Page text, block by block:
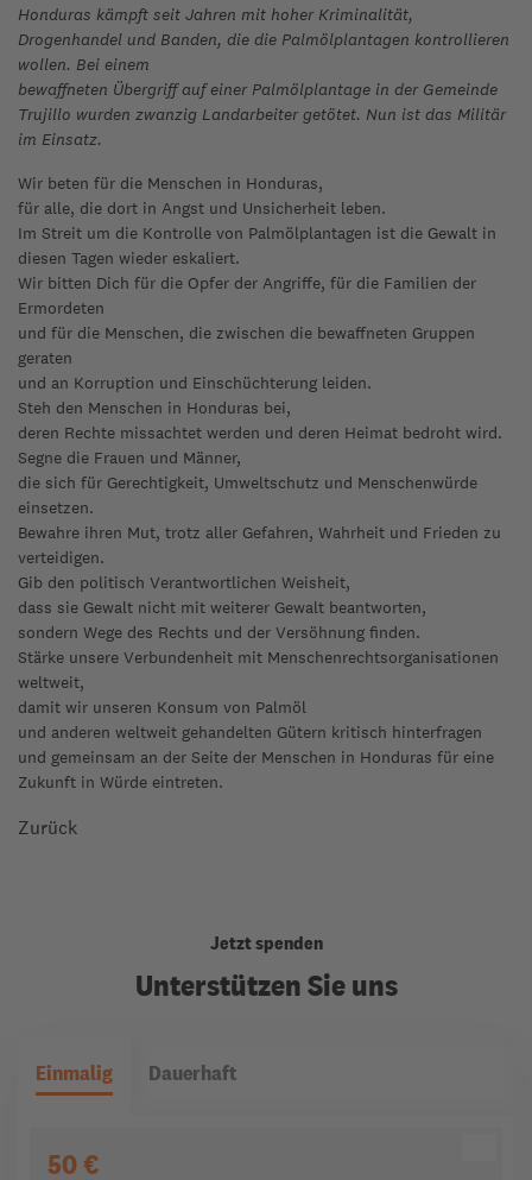
Honduras kämpft seit Jahren mit hoher Kriminalität,
Drogenhandel und Banden, die die Palmölplantagen kontrollieren
wollen. Bei einem
bewaffneten Übergriff auf einer Palmölplantage in der Gemeinde
Trujillo wurden zwanzig Landarbeiter getötet. Nun ist das Militär
im Einsatz.
Wir beten für die Menschen in Honduras,
für alle, die dort in Angst und Unsicherheit leben.
Im Streit um die Kontrolle von Palmölplantagen ist die Gewalt in
diesen Tagen wieder eskaliert.
Wir bitten Dich für die Opfer der Angriffe, für die Familien der
Ermordeten
und für die Menschen, die zwischen die bewaffneten Gruppen
geraten
und an Korruption und Einschüchterung leiden.
Steh den Menschen in Honduras bei,
deren Rechte missachtet werden und deren Heimat bedroht wird.
Segne die Frauen und Männer,
die sich für Gerechtigkeit, Umweltschutz und Menschenwürde
einsetzen.
Bewahre ihren Mut, trotz aller Gefahren, Wahrheit und Frieden zu
verteidigen.
Gib den politisch Verantwortlichen Weisheit,
dass sie Gewalt nicht mit weiterer Gewalt beantworten,
sondern Wege des Rechts und der Versöhnung finden.
Stärke unsere Verbundenheit mit Menschenrechtsorganisationen
weltweit,
damit wir unseren Konsum von Palmöl
und anderen weltweit gehandelten Gütern kritisch hinterfragen
und gemeinsam an der Seite der Menschen in Honduras für eine
Zukunft in Würde eintreten.
Zurück
Jetzt spenden
Unterstützen Sie uns
Einmalig Dauerhaft
50 €